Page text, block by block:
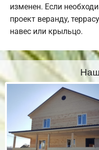
изменен. Если
проект веранду,
навес или крыльцо.